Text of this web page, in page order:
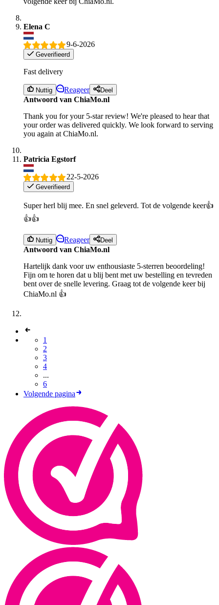
Elena C
9-6-2026
Geverifieerd
Fast delivery
Nuttig Reageer Deel
Antwoord van ChiaMo.nl
Thank you for your 5-star review! We're pleased to hear that
your order was delivered quickly. We look forward to serving
you again at ChiaMo.nl.
Patricia Egstorf
22-5-2026
Geverifieerd
Super herl blij mee. En snel geleverd. Tot de volgende keer👍
👍👍
Nuttig Reageer Deel
Antwoord van ChiaMo.nl
Hartelijk dank voor uw enthousiaste 5-sterren beoordeling!
Fijn om te horen dat u blij bent met uw bestelling en tevreden
bent over de snelle levering. Graag tot de volgende keer bij
ChiaMo.nl 👍
1
2
3
4
...
6
Volgende pagina